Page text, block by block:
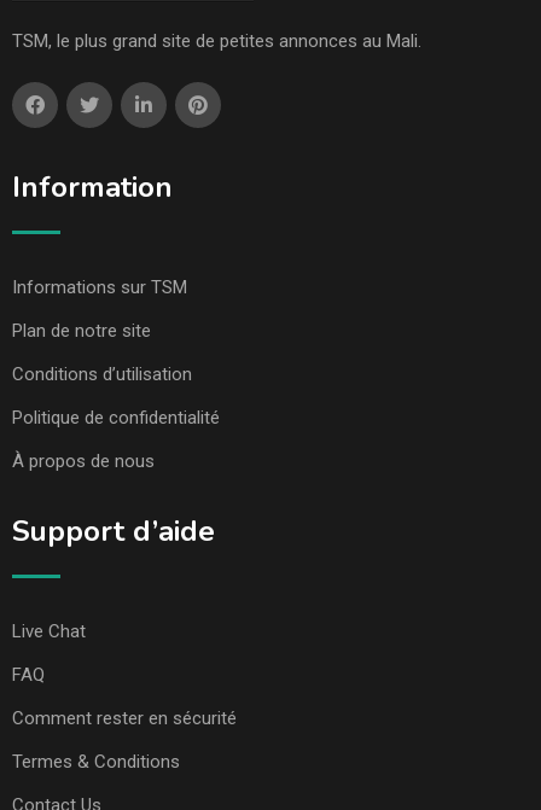
TSM, le plus grand site de petites annonces au Mali.
Information
Informations sur TSM
Plan de notre site
Conditions d’utilisation
Politique de confidentialité
À propos de nous
Support d’aide
Live Chat
FAQ
Comment rester en sécurité
Termes & Conditions
Contact Us